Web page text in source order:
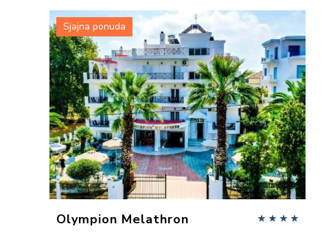
Sjajna ponuda
VIŠE INFORMACIJA
POŠALJITE UPIT
Olympion Melathron